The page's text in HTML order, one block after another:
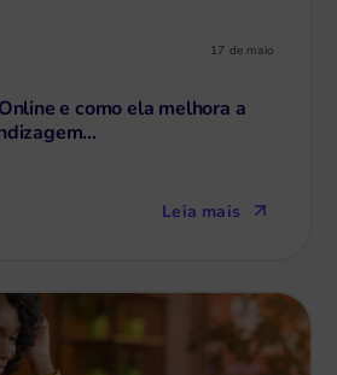
17 de maio
e como ela melhora a
Leia mais